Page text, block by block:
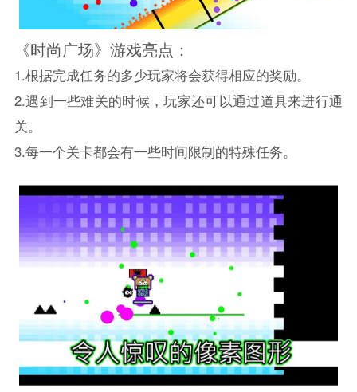
《时尚广场》游戏亮点：
1.根据完成任务的多少玩家将会获得相应的奖励。
2.遇到一些难关的时候，玩家还可以通过道具来进行通
关。
3.每一个关卡都会有一些时间限制的特殊任务。